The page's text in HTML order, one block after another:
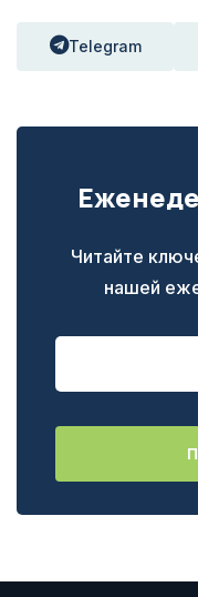
Telegram
Читайте
нашей